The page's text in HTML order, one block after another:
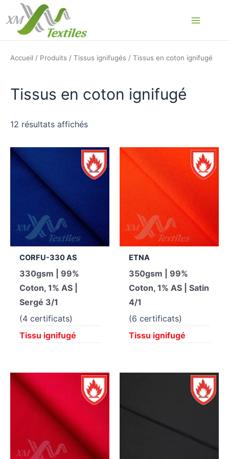
contenu
Accueil / Produits / Tissus ignifugés / Tissus en coton ignifugé
Tissus en coton ignifugé
12 résultats affichés
CORFU-330 AS
330gsm | 99%
Coton, 1% AS |
Sergé 3/1
(4 certificats)
Tissu ignifugé
ETNA
350gsm | 99%
Coton, 1% AS | Satin
4/1
(6 certificats)
Tissu ignifugé